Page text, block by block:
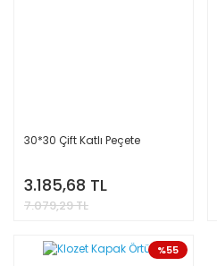
30*30 Çift Katlı Peçete
3.185,68 TL
7.079,29 TL
%55